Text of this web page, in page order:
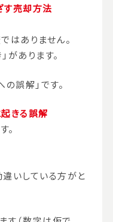
す売却方法
はありません。
があります。
誤解」です。
きる誤解
。
違いしている方がと